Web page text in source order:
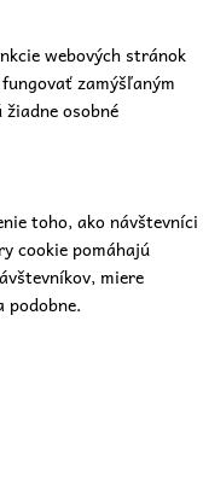
webových stránok
zamýšľaným
osobné
toho, ako návštevníci
cookie pomáhajú
miere
podobne.